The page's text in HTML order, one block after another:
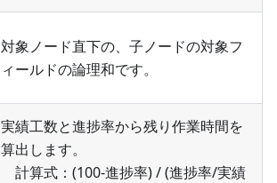
対象ノード直下の、子ノードの対象フ
ィールドの論理和です。
実績工数と進捗率から残り作業時間を
算出します。
計算式：(100-進捗率) / (進捗率/実績